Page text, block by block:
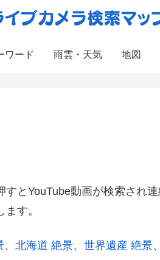
ワード 雨雲・天気 地図
とYouTube動画が検索され連
す。
、 北海道 絶景、 世界遺産 絶景、